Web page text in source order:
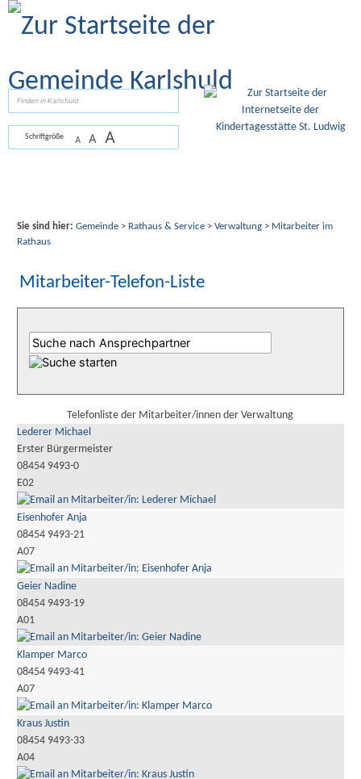
Zum Inhalt
Schriftgröße A A A
Sie sind hier: Gemeinde> Rathaus & Service> Verwaltung> Mitarbeiter im
Rathaus
Mitarbeiter-Telefon-Liste
Telefonliste der Mitarbeiter/innen der Verwaltung
Lederer Michael
Erster Bürgermeister
08454 9493-0
E02
Eisenhofer Anja
08454 9493-21
A07
Geier Nadine
08454 9493-19
A01
Klamper Marco
08454 9493-41
A07
Kraus Justin
08454 9493-33
A04